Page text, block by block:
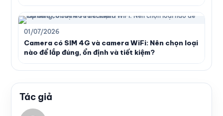
01/07/2026
Camera có SIM 4G và camera WiFi: Nên chọn loại
nào để lắp đúng, ổn định và tiết kiệm?
Tác giả